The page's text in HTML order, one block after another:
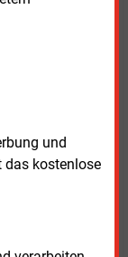
und
das kostenlose
Wärme,
flexible
geplanten
So sollte
bis Ende